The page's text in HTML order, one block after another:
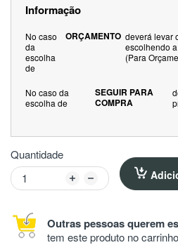
Informação
No caso
da
escolha
de
ORÇAMENTO deverá levar
escolhendo
(Para
No caso da
escolha de
SEGUIR PARA
COMPRA
Quantidade
Outras pessoas querem
tem este produto no carrinho